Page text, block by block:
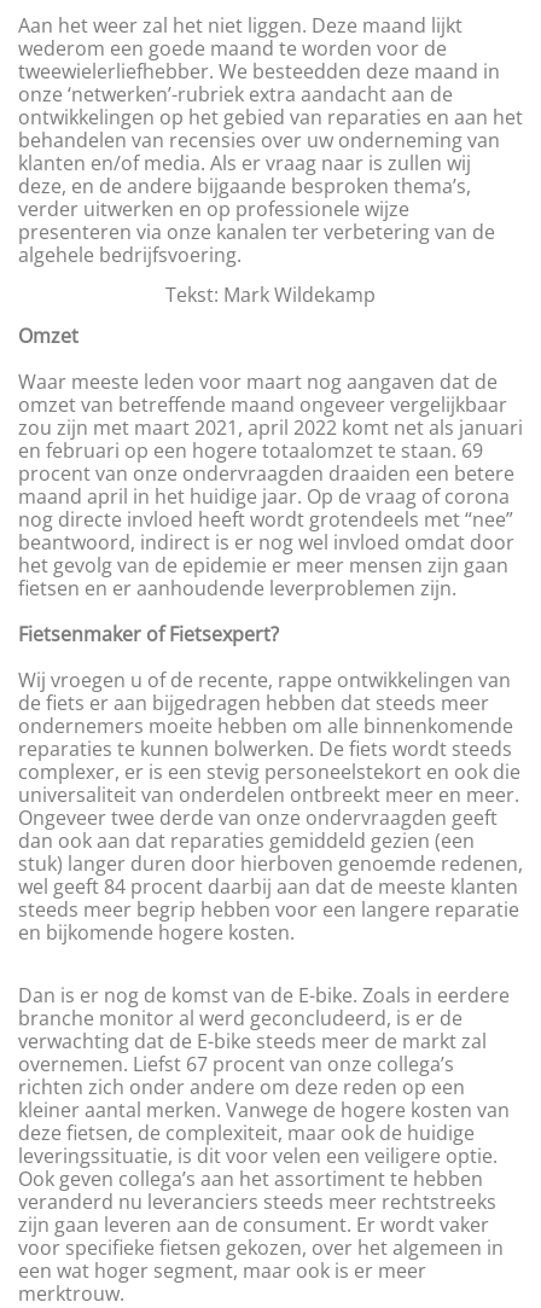
Aan het weer zal het niet liggen. Deze maand lijkt
wederom een goede maand te worden voor de
tweewielerliefhebber. We besteedden deze maand in
onze ‘netwerken’-rubriek extra aandacht aan de
ontwikkelingen op het gebied van reparaties en aan het
behandelen van recensies over uw onderneming van
klanten en/of media. Als er vraag naar is zullen wij
deze, en de andere bijgaande besproken thema’s,
verder uitwerken en op professionele wijze
presenteren via onze kanalen ter verbetering van de
algehele bedrijfsvoering.
Tekst: Mark Wildekamp
Omzet
Waar meeste leden voor maart nog aangaven dat de
omzet van betreffende maand ongeveer vergelijkbaar
zou zijn met maart 2021, april 2022 komt net als januari
en februari op een hogere totaalomzet te staan. 69
procent van onze ondervraagden draaiden een betere
maand april in het huidige jaar. Op de vraag of corona
nog directe invloed heeft wordt grotendeels met “nee”
beantwoord, indirect is er nog wel invloed omdat door
het gevolg van de epidemie er meer mensen zijn gaan
fietsen en er aanhoudende leverproblemen zijn.
Fietsenmaker of Fietsexpert?
Wij vroegen u of de recente, rappe ontwikkelingen van
de fiets er aan bijgedragen hebben dat steeds meer
ondernemers moeite hebben om alle binnenkomende
reparaties te kunnen bolwerken. De fiets wordt steeds
complexer, er is een stevig personeelstekort en ook die
universaliteit van onderdelen ontbreekt meer en meer.
Ongeveer twee derde van onze ondervraagden geeft
dan ook aan dat reparaties gemiddeld gezien (een
stuk) langer duren door hierboven genoemde redenen,
wel geeft 84 procent daarbij aan dat de meeste klanten
steeds meer begrip hebben voor een langere reparatie
en bijkomende hogere kosten.
Dan is er nog de komst van de E-bike. Zoals in eerdere
branche monitor al werd geconcludeerd, is er de
verwachting dat de E-bike steeds meer de markt zal
overnemen. Liefst 67 procent van onze collega’s
richten zich onder andere om deze reden op een
kleiner aantal merken. Vanwege de hogere kosten van
deze fietsen, de complexiteit, maar ook de huidige
leveringssituatie, is dit voor velen een veiligere optie.
Ook geven collega’s aan het assortiment te hebben
veranderd nu leveranciers steeds meer rechtstreeks
zijn gaan leveren aan de consument. Er wordt vaker
voor specifieke fietsen gekozen, over het algemeen in
een wat hoger segment, maar ook is er meer
merktrouw.